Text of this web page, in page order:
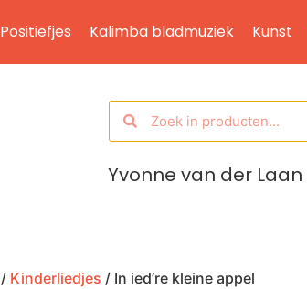
Positiefjes Kalimba bladmuziek Kunst
Yvonne van der Laan
/ Kinderliedjes / In ied’re kleine appel